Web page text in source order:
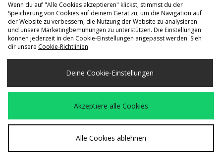
Lieferung Nach
Deutschland
Wir akzeptieren die folgenden Zahlungsmethoden
Besuchen Sie unsere Unternehmens-Website auf
Wenn du auf "Alle Cookies akzeptieren" klickst, stimmst du der
Speicherung von Cookies auf deinem Gerät zu, um die Navigation auf
der Website zu verbessern, die Nutzung der Website zu analysieren
und unsere Marketingbemühungen zu unterstützen. Die Einstellungen
können jederzeit in den Cookie-Einstellungen angepasst werden. Sieh
dir unsere Cookie-Richtlinien
Deine Cookie-Einstellungen
Akzeptiere alle Cookies
Alle Cookies ablehnen